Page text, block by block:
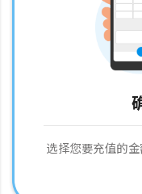
选择您要充值的